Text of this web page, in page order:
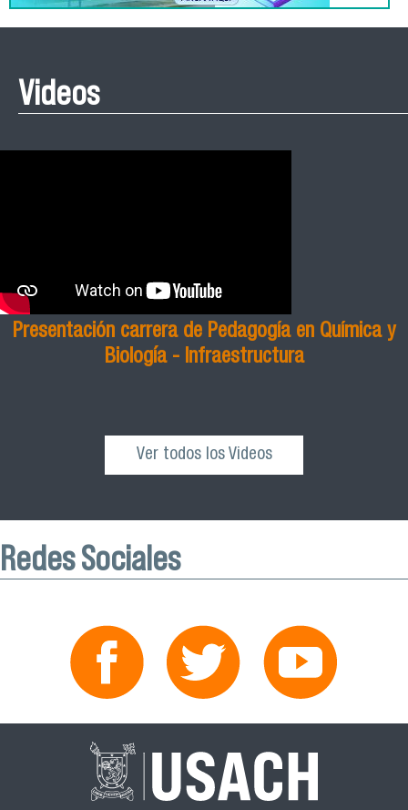
Videos
Presentación carrera de Pedagogía en Química y
Biología - Infraestructura
Ver todos los Videos
Redes Sociales